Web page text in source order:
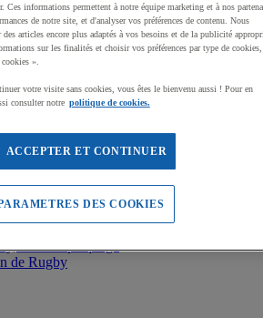
terrains de Volley
buts de Rugby
de Rugby
Ces informations permettent à notre équipe marketing et à nos
de notre site, et d'analyser vos préférences de contenu. Nous
articles encore plus adaptés à vos besoins et de la publicité
sur les finalités et choisir vos préférences par type de cookies,
cookies ».
votre visite sans cookies, vous êtes le bienvenu aussi ! Pour en
consulter notre politique de cookies.
ACCEPTER ET CONTINUER
DES COOKIES